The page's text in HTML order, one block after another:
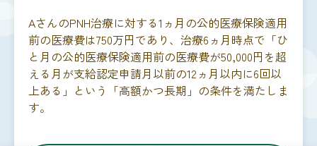
AさんのPNH治療に対する1ヵ月の公的医療保険適用
前の医療費は750万円であり、治療6ヵ月時点で「ひ
と月の公的医療保険適用前の医療費が50,000円を超
える月が支給認定申請月以前の12ヵ月以内に6回以
上ある」という「高額かつ長期」の条件を満たしま
す。